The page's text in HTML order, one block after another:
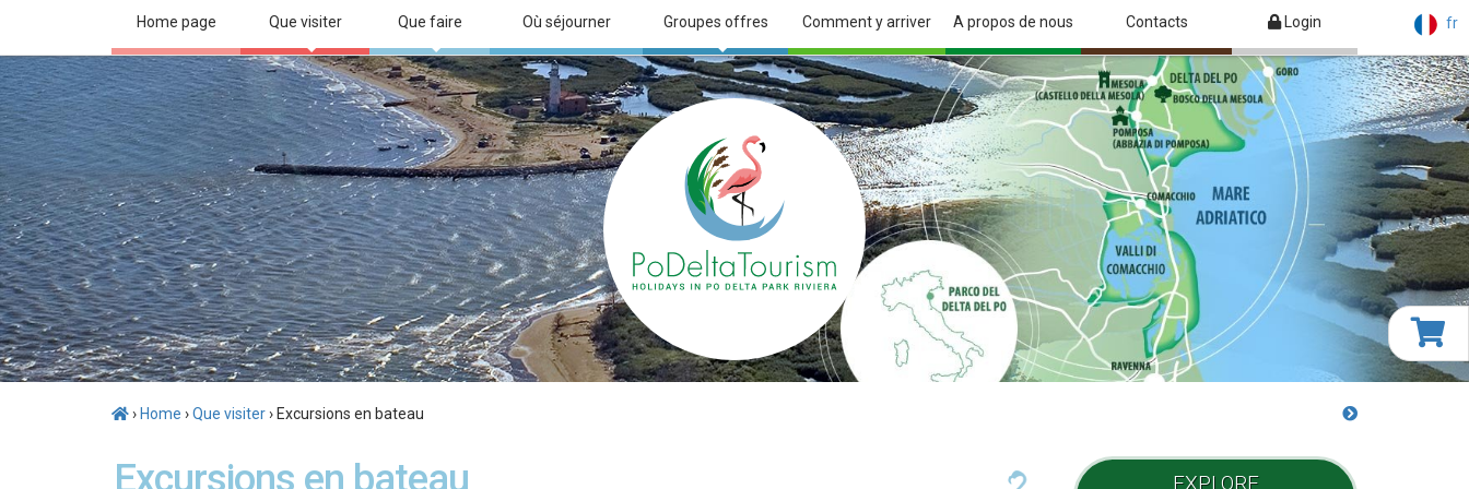
Home page Que visiter Que faire Où séjourner Groupes offres Comment y arriver A propos de nous Contacts Login fr
› Home ›Que visiter› Excursions en bateau
Excursions en bateau EXPLORE